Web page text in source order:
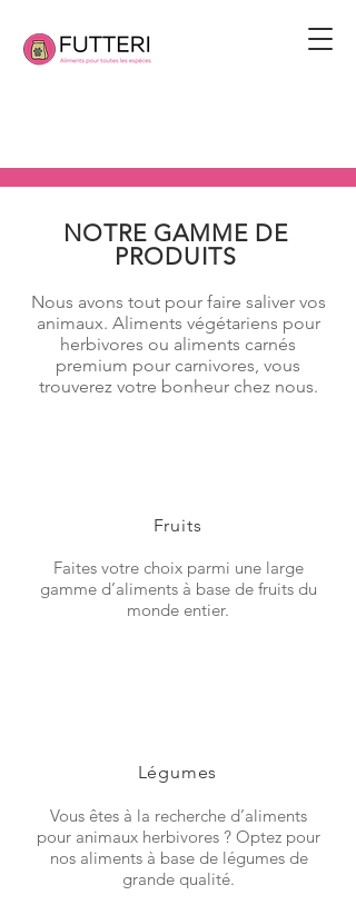
NOTRE GAMME DE
PRODUITS
Nous avons tout pour faire saliver vos
animaux. Aliments végétariens pour
herbivores ou aliments carnés
premium pour carnivores, vous
trouverez votre bonheur chez nous.
Fruits
Faites votre choix parmi une large
gamme d’aliments à base de fruits du
monde entier.
Légumes
Vous êtes à la recherche d’aliments
pour animaux herbivores ? Optez pour
nos aliments à base de légumes de
grande qualité.